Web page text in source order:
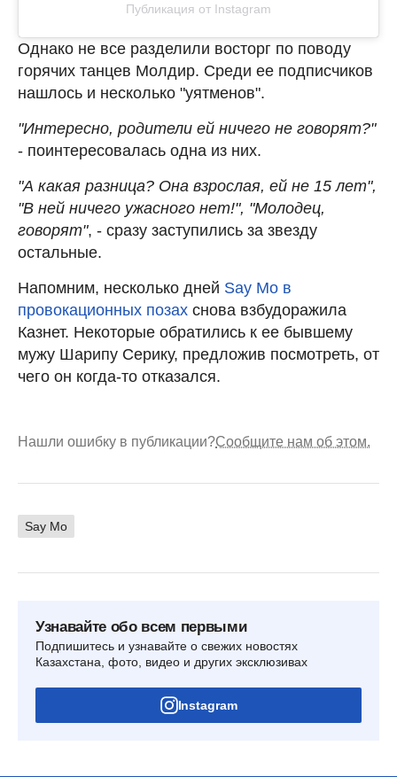
Публикация от Instagram
Однако не все разделили восторг по поводу
горячих танцев Молдир. Среди ее подписчиков
нашлось и несколько "уятменов".
"Интересно, родители ей ничего не говорят?"
- поинтересовалась одна из них.
"А какая разница? Она взрослая, ей не 15 лет",
"В ней ничего ужасного нет!", "Молодец,
говорят", - сразу заступились за звезду
остальные.
Напомним, несколько дней Say Mo в
провокационных позах снова взбудоражила
Казнет. Некоторые обратились к ее бывшему
мужу Шарипу Серику, предложив посмотреть, от
чего он когда-то отказался.
Нашли ошибку в публикации?Сообщите нам об этом.
Say Mo
Узнавайте обо всем первыми
Подпишитесь и узнавайте о свежих новостях
Казахстана, фото, видео и других эксклюзивах
Instagram